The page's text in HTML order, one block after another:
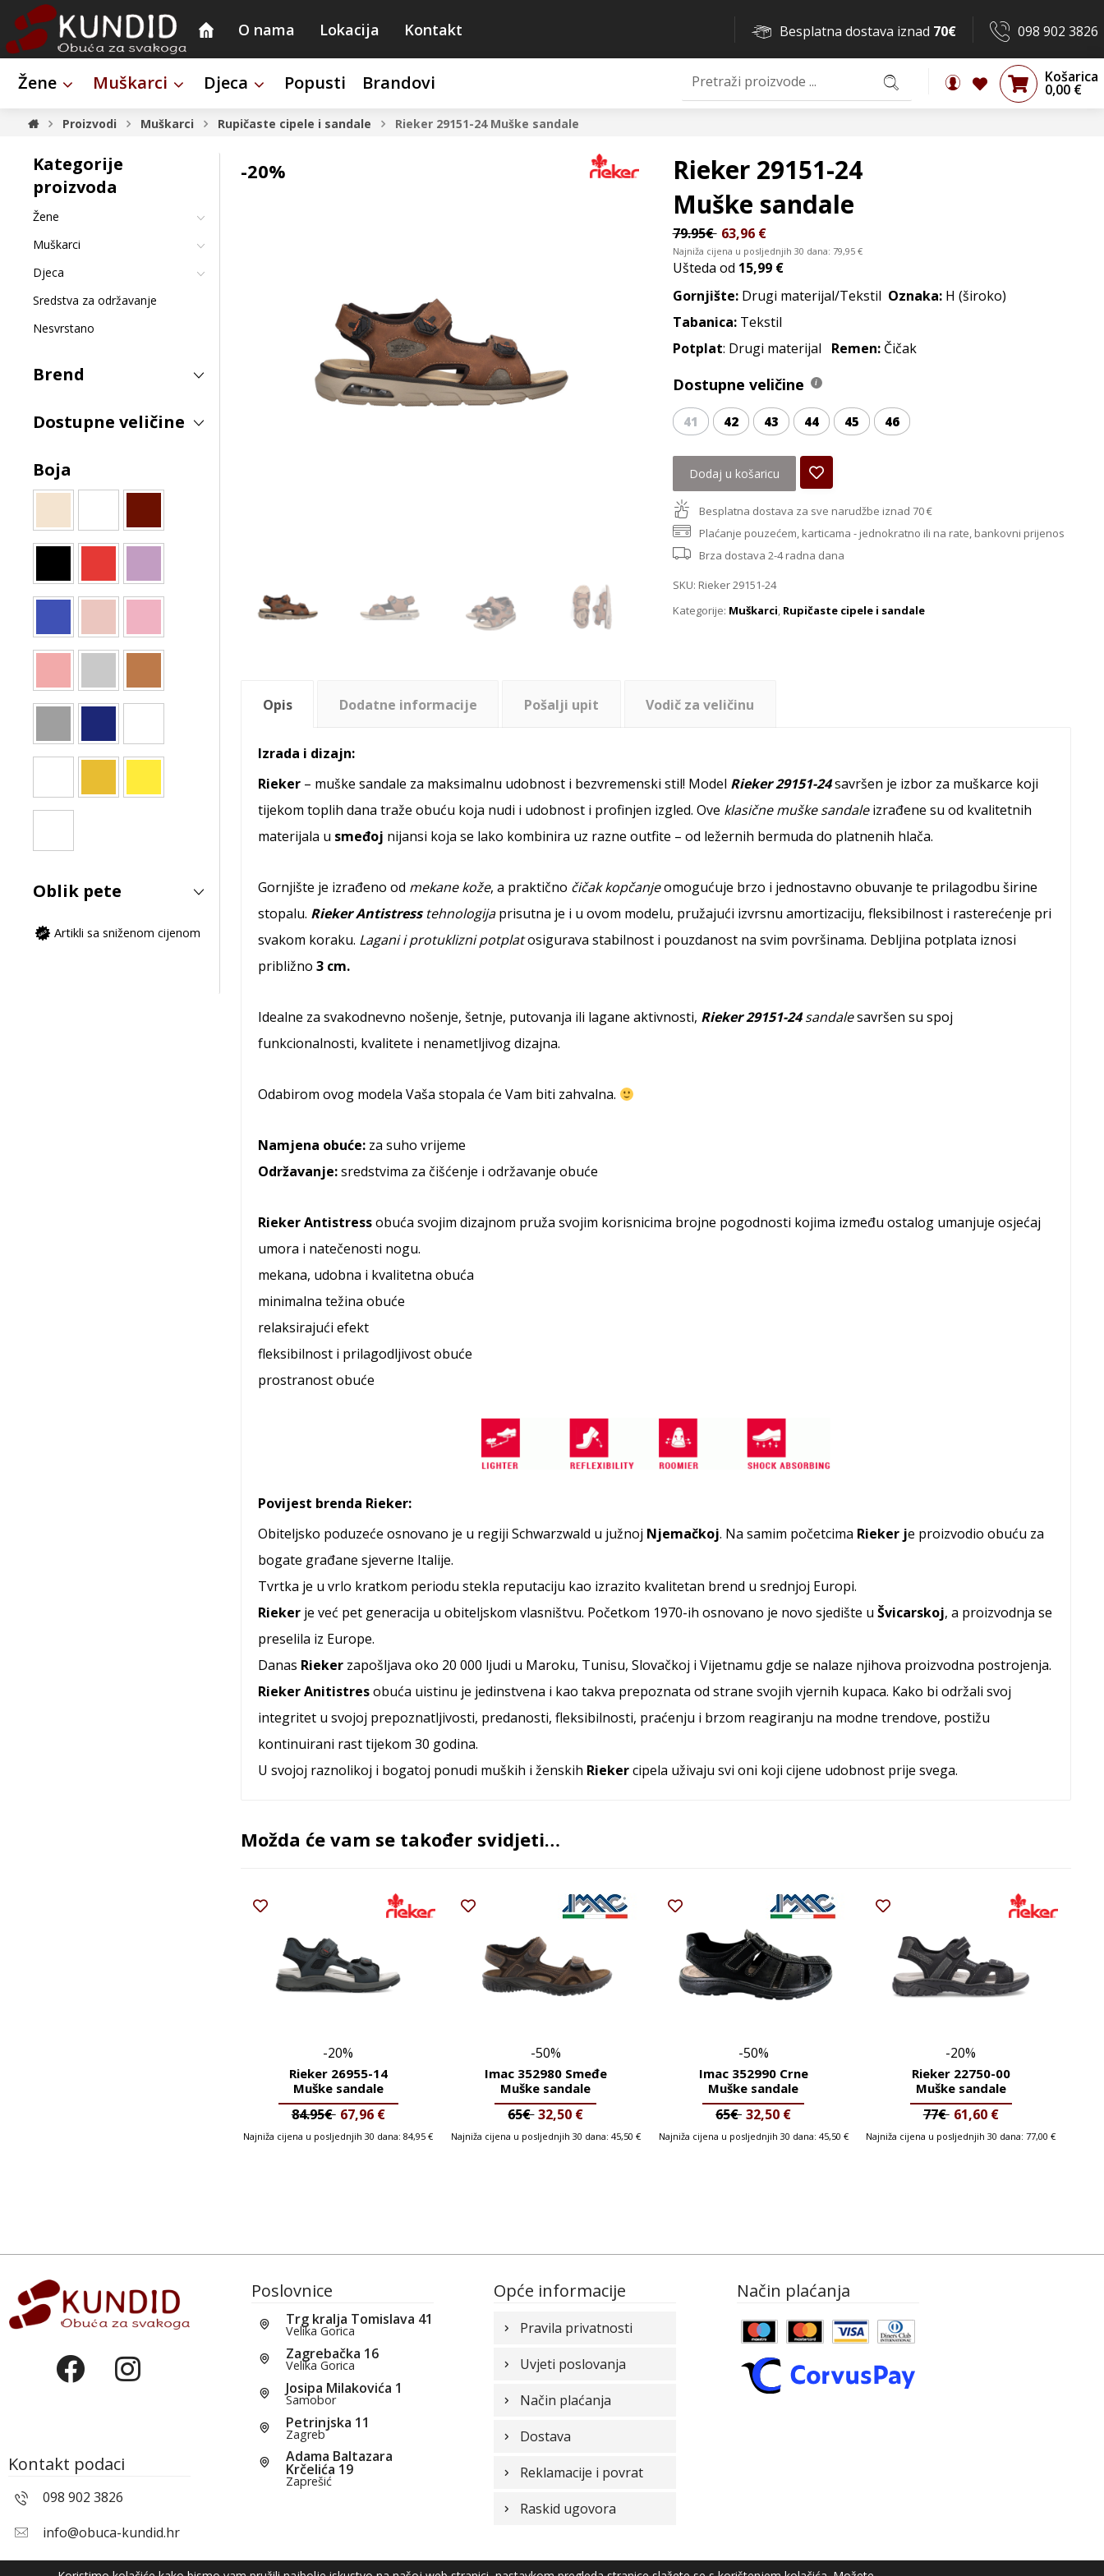
O nama Lokacija Kontakt 098 902 3826
Besplatna dostava iznad 70€
Žene Muškarci Djeca Popusti Brandovi Košarica
0,00 €
Proizvodi Muškarci Rupičaste cipele i sandale Rieker 29151-24 Muške sandale
-20%
Rieker 29151-24
Muške sandale
79.95€ 63,96 €
Najniža cijena u posljednjih 30 dana: 79,95 €
Ušteda od 15,99 €
Gornjište: Drugi materijal/Tekstil Oznaka: H (široko)
Tabanica: Tekstil
Potplat: Drugi materijal Remen:Čičak
Dostupne veličine
41 42 43 44 45 46
Dodaj u košaricu
Besplatna dostava za sve narudžbe iznad 70 €
Plaćanje pouzećem, karticama - jednokratno ili na rate, bankovni prijenos
Brza dostava 2-4 radna dana
SKU: Rieker 29151-24
Kategorije: Muškarci, Rupičaste cipele i sandale
Opis Dodatne informacije Pošalji upit Vodič za veličinu
Izrada i dizajn:
Rieker– muške sandale za maksimalnu udobnost i bezvremenski stil! Model Rieker 29151-24savršen je izbor za muškarce koji
tijekom toplih dana traže obuću koja nudi i udobnost i profinjen izgled. Ove klasične muške sandaleizrađene su od kvalitetnih
materijala u smeđoj nijansi koja se lako kombinira uz razne outfite – od ležernih bermuda do platnenih hlača.
Gornjište je izrađeno od mekane kože, a praktično čičak kopčanjeomogućuje brzo i jednostavno obuvanje te prilagodbu širine
stopalu. Rieker Antistresstehnologijaprisutna je i u ovom modelu, pružajući izvrsnu amortizaciju, fleksibilnost i rasterećenje pri
svakom koraku. Lagani i protuklizni potplatosigurava stabilnost i pouzdanost na svim površinama. Debljina potplata iznosi
približno 3 cm.
Idealne za svakodnevno nošenje, šetnje, putovanja ili lagane aktivnosti, Rieker 29151-24sandalesavršen su spoj
funkcionalnosti, kvalitete i nenametljivog dizajna.
Odabirom ovog modela Vaša stopala će Vam biti zahvalna.
Namjena obuće:za suho vrijeme
Održavanje:sredstvima za čišćenje i održavanje obuće
Rieker Antistressobuća svojim dizajnom pruža svojim korisnicima brojne pogodnosti kojima između ostalog umanjuje osjećaj
umora i natečenosti nogu.
mekana, udobna i kvalitetna obuća
minimalna težina obuće
relaksirajući efekt
fleksibilnost i prilagodljivost obuće
prostranost obuće
Povijest brenda Rieker:
Obiteljsko poduzeće osnovano je u regiji Schwarzwald u južnoj Njemačkoj. Na samim početcima Rieker je proizvodio obuću za
bogate građane sjeverne Italije.
Tvrtka je u vrlo kratkom periodu stekla reputaciju kao izrazito kvalitetan brend u srednjoj Europi.
Riekerje već pet generacija u obiteljskom vlasništvu. Početkom 1970-ih osnovano je novo sjedište u Švicarskoj, a proizvodnja se
preselila iz Europe.
Danas Riekerzapošljava oko 20 000 ljudi u Maroku, Tunisu, Slovačkoj i Vijetnamu gdje se nalaze njihova proizvodna postrojenja.
Rieker Anitistresobuća uistinu je jedinstvena i kao takva prepoznata od strane svojih vjernih kupaca. Kako bi održali svoj
integritet u svojoj prepoznatljivosti, predanosti, fleksibilnosti, praćenju i brzom reagiranju na modne trendove, postižu
kontinuirani rast tijekom 30 godina.
U svojoj raznolikoj i bogatoj ponudi muških i ženskih Riekercipela uživaju svi oni koji cijene udobnost prije svega.
Možda će vam se također svidjeti…
-20%
Rieker 26955-14
Muške sandale
84.95€ 67,96 €
Najniža cijena u posljednjih 30 dana:84,95€
-50%
Imac 352980 Smeđe
Muške sandale
65€ 32,50 €
Najniža cijena u posljednjih 30 dana: 45,50 €
-50%
Imac 352990 Crne
Muške sandale
65€ 32,50 €
Najniža cijena u posljednjih 30 dana: 45,50 €
-20%
Rieker 22750-00
Muške sandale
77€ 61,60 €
Najniža cijena u posljednjih 30 dana:77,00€
Kategorije
proizvoda
Žene
Muškarci
Djeca
Sredstva za održavanje
Nesvrstano
Brend
Dostupne veličine
Boja
Oblik pete
Artikli sa sniženom cijenom
Kontakt podaci
098 902 3826
info@obuca-kundid.hr
Poslovnice
Trg kralja Tomislava 41
Velika Gorica
Zagrebačka 16
Velika Gorica
Josipa Milakovića 1
Samobor
Petrinjska 11
Zagreb
Adama Baltazara
Krčelića 19
Zaprešić
Opće informacije
Pravila privatnosti
Uvjeti poslovanja
Način plaćanja
Dostava
Reklamacije i povrat
Raskid ugovora
Način plaćanja